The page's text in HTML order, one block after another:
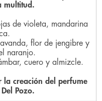
la multitud.
de violeta, mandarina
flor de jengibre y
naranjo.
cuero y almizcle.
la creación del perfume
Pozo.